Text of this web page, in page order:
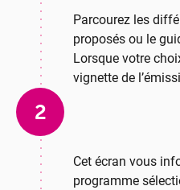
Parcourez les
proposés ou le
Lorsque votre
vignette de
2
Cet écran vous
programme